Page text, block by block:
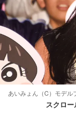
あいみょん（C）モデル
スクロ